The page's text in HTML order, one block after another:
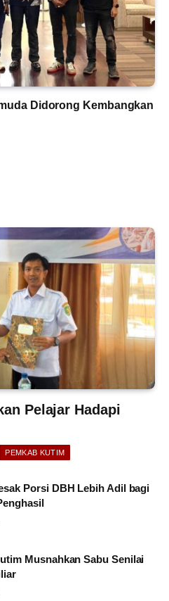
Didorong Kembangkan
Pelajar Hadapi
PEMKAB KUTIM
Porsi DBH Lebih Adil bagi
Musnahkan Sabu Senilai